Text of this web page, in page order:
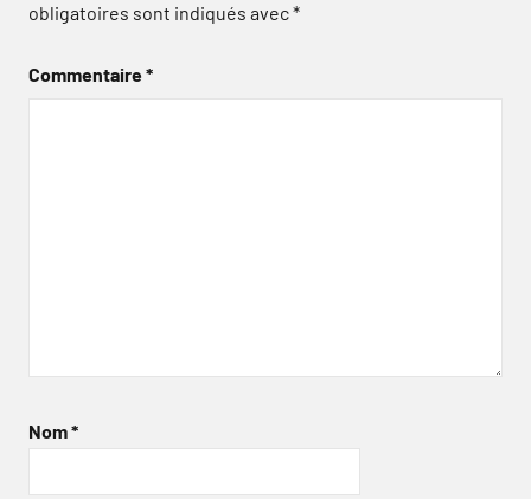
obligatoires sont indiqués avec*
Commentaire*
Nom*